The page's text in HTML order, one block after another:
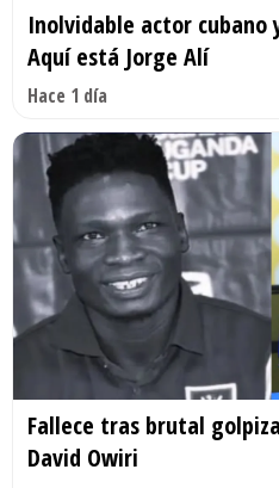
Inolvidable actor cubano
Aquí está Jorge Alí
Hace 1 día
Fallece tras brutal
David Owiri